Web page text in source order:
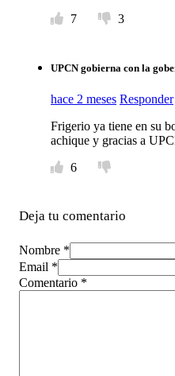
7
3
UPCN gobierna con la
hace 2 meses Responder
Frigerio ya tiene en su
achique y gracias a
6
Deja tu comentario
Nombre *
Email *
Comentario *